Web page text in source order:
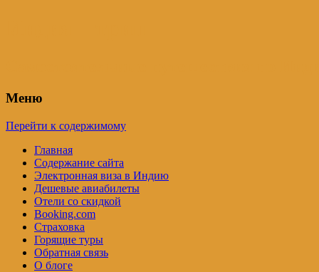
Меню
Перейти к содержимому
Главная
Содержание сайта
Электронная виза в Индию
Дешевые авиабилеты
Отели со скидкой
Booking.com
Страховка
Горящие туры
Обратная связь
О блоге